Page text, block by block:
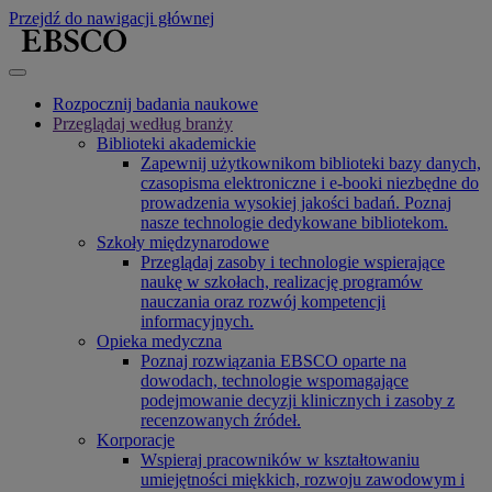
Przejdź do nawigacji głównej
Rozpocznij badania naukowe
Przeglądaj według branży
Biblioteki akademickie
Zapewnij użytkownikom biblioteki bazy danych,
czasopisma elektroniczne i e-booki niezbędne do
prowadzenia wysokiej jakości badań. Poznaj
nasze technologie dedykowane bibliotekom.
Szkoły międzynarodowe
Przeglądaj zasoby i technologie wspierające
naukę w szkołach, realizację programów
nauczania oraz rozwój kompetencji
informacyjnych.
Opieka medyczna
Poznaj rozwiązania EBSCO oparte na
dowodach, technologie wspomagające
podejmowanie decyzji klinicznych i zasoby z
recenzowanych źródeł.
Korporacje
Wspieraj pracowników w kształtowaniu
umiejętności miękkich, rozwoju zawodowym i